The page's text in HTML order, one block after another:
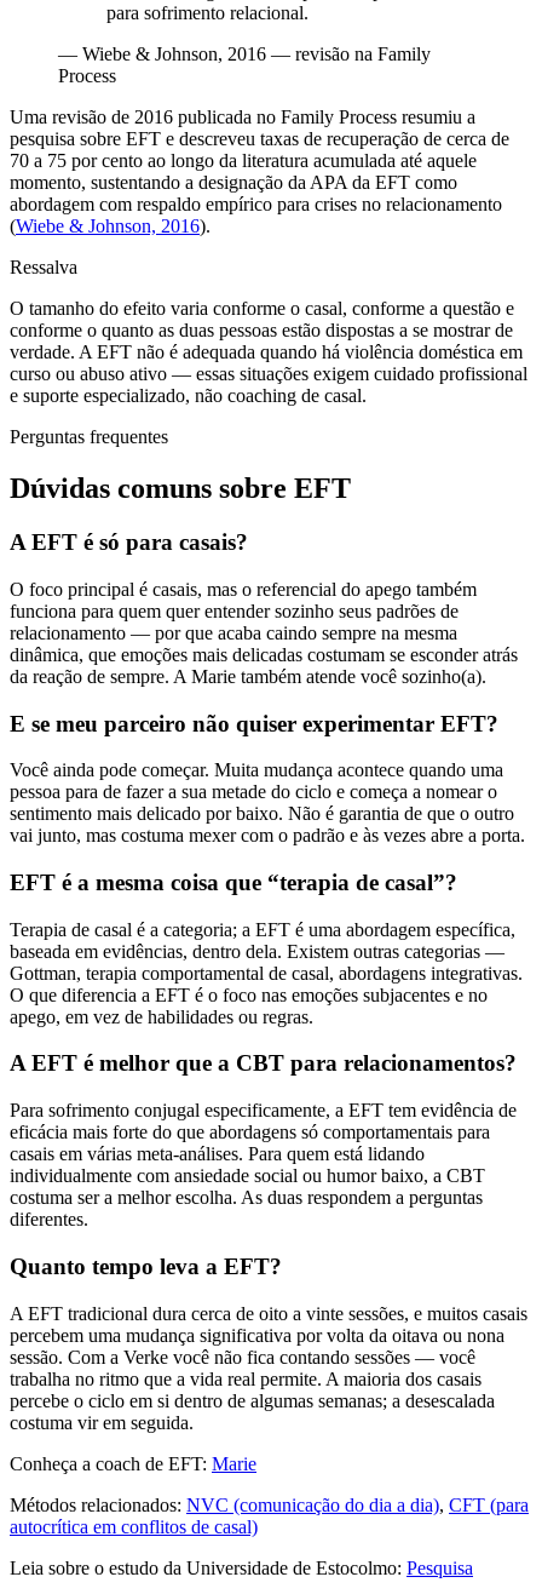
para sofrimento relacional.
— Wiebe & Johnson, 2016 — revisão na Family
Process
Uma revisão de 2016 publicada no Family Process resumiu a
pesquisa sobre EFT e descreveu taxas de recuperação de cerca de
70 a 75 por cento ao longo da literatura acumulada até aquele
momento, sustentando a designação da APA da EFT como
abordagem com respaldo empírico para crises no relacionamento
(Wiebe & Johnson, 2016).
Ressalva
O tamanho do efeito varia conforme o casal, conforme a questão e
conforme o quanto as duas pessoas estão dispostas a se mostrar de
verdade. A EFT não é adequada quando há violência doméstica em
curso ou abuso ativo — essas situações exigem cuidado profissional
e suporte especializado, não coaching de casal.
Perguntas frequentes
Dúvidas comuns sobre EFT
A EFT é só para casais?
O foco principal é casais, mas o referencial do apego também
funciona para quem quer entender sozinho seus padrões de
relacionamento — por que acaba caindo sempre na mesma
dinâmica, que emoções mais delicadas costumam se esconder atrás
da reação de sempre. A Marie também atende você sozinho(a).
E se meu parceiro não quiser experimentar EFT?
Você ainda pode começar. Muita mudança acontece quando uma
pessoa para de fazer a sua metade do ciclo e começa a nomear o
sentimento mais delicado por baixo. Não é garantia de que o outro
vai junto, mas costuma mexer com o padrão e às vezes abre a porta.
EFT é a mesma coisa que “terapia de casal”?
Terapia de casal é a categoria; a EFT é uma abordagem específica,
baseada em evidências, dentro dela. Existem outras categorias —
Gottman, terapia comportamental de casal, abordagens integrativas.
O que diferencia a EFT é o foco nas emoções subjacentes e no
apego, em vez de habilidades ou regras.
A EFT é melhor que a CBT para relacionamentos?
Para sofrimento conjugal especificamente, a EFT tem evidência de
eficácia mais forte do que abordagens só comportamentais para
casais em várias meta-análises. Para quem está lidando
individualmente com ansiedade social ou humor baixo, a CBT
costuma ser a melhor escolha. As duas respondem a perguntas
diferentes.
Quanto tempo leva a EFT?
A EFT tradicional dura cerca de oito a vinte sessões, e muitos casais
percebem uma mudança significativa por volta da oitava ou nona
sessão. Com a Verke você não fica contando sessões — você
trabalha no ritmo que a vida real permite. A maioria dos casais
percebe o ciclo em si dentro de algumas semanas; a desescalada
costuma vir em seguida.
Conheça a coach de EFT: Marie
Métodos relacionados: NVC (comunicação do dia a dia), CFT (para
autocrítica em conflitos de casal)
Leia sobre o estudo da Universidade de Estocolmo: Pesquisa